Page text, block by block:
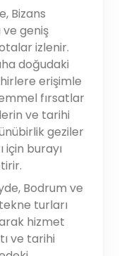
Bizans
ve geniş
izlenir.
doğudaki
erişimle
fırsatlar
ve tarihi
geziler
için burayı
Bodrum ve
turları
hizmet
ve tarihi